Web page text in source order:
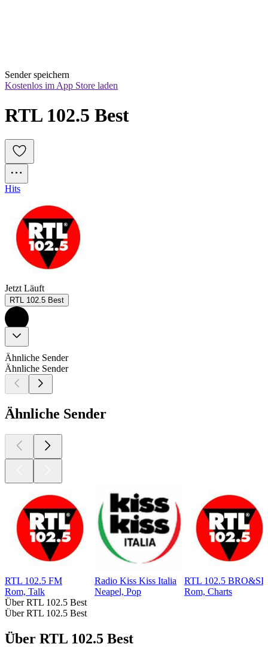
Sender speichern
Kostenlos im App Store laden
RTL 102.5 Best
Hits
Jetzt Läuft
RTL 102.5 Best
Ähnliche Sender
Ähnliche Sender
Ähnliche Sender
RTL 102.5 FM
Rom, Talk
Radio Kiss Kiss Italia
Neapel, Pop
RTL 102.5
Rom, Charts
Über RTL 102.5 Best
Über RTL 102.5 Best
Über RTL 102.5 Best